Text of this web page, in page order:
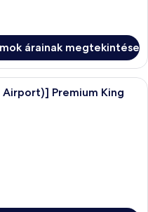
árainak megtekintése
szállodai szoba, amelyben egy
Premium King